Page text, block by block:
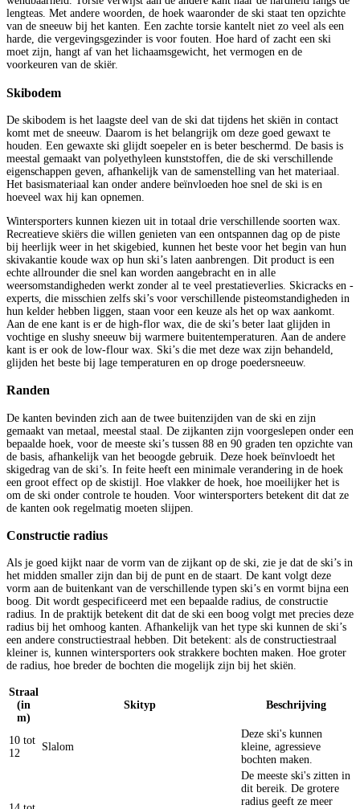
lengteas. Met andere woorden, de hoek waaronder de ski staat ten opzichte
van de sneeuw bij het kanten. Een zachte torsie kantelt niet zo veel als een
harde, die vergevingsgezinder is voor fouten. Hoe hard of zacht een ski
moet zijn, hangt af van het lichaamsgewicht, het vermogen en de
voorkeuren van de skiër.
Skibodem
De skibodem is het laagste deel van de ski dat tijdens het skiën in contact
komt met de sneeuw. Daarom is het belangrijk om deze goed gewaxt te
houden. Een gewaxte ski glijdt soepeler en is beter beschermd. De basis is
meestal gemaakt van polyethyleen kunststoffen, die de ski verschillende
eigenschappen geven, afhankelijk van de samenstelling van het materiaal.
Het basismateriaal kan onder andere beïnvloeden hoe snel de ski is en
hoeveel wax hij kan opnemen.
Wintersporters kunnen kiezen uit in totaal drie verschillende soorten wax.
Recreatieve skiërs die willen genieten van een ontspannen dag op de piste
bij heerlijk weer in het skigebied, kunnen het beste voor het begin van hun
skivakantie koude wax op hun ski’s laten aanbrengen. Dit product is een
echte allrounder die snel kan worden aangebracht en in alle
weersomstandigheden werkt zonder al te veel prestatieverlies. Skicracks en -
experts, die misschien zelfs ski’s voor verschillende pisteomstandigheden in
hun kelder hebben liggen, staan voor een keuze als het op wax aankomt.
Aan de ene kant is er de high-flor wax, die de ski’s beter laat glijden in
vochtige en slushy sneeuw bij warmere buitentemperaturen. Aan de andere
kant is er ook de low-flour wax. Ski’s die met deze wax zijn behandeld,
glijden het beste bij lage temperaturen en op droge poedersneeuw.
Randen
De kanten bevinden zich aan de twee buitenzijden van de ski en zijn
gemaakt van metaal, meestal staal. De zijkanten zijn voorgeslepen onder een
bepaalde hoek, voor de meeste ski’s tussen 88 en 90 graden ten opzichte van
de basis, afhankelijk van het beoogde gebruik. Deze hoek beïnvloedt het
skigedrag van de ski’s. In feite heeft een minimale verandering in de hoek
een groot effect op de skistijl. Hoe vlakker de hoek, hoe moeilijker het is
om de ski onder controle te houden. Voor wintersporters betekent dit dat ze
de kanten ook regelmatig moeten slijpen.
Constructie radius
Als je goed kijkt naar de vorm van de zijkant op de ski, zie je dat de ski’s in
het midden smaller zijn dan bij de punt en de staart. De kant volgt deze
vorm aan de buitenkant van de verschillende typen ski’s en vormt bijna een
boog. Dit wordt gespecificeerd met een bepaalde radius, de constructie
radius. In de praktijk betekent dit dat de ski een boog volgt met precies deze
radius bij het omhoog kanten. Afhankelijk van het type ski kunnen de ski’s
een andere constructiestraal hebben. Dit betekent: als de constructiestraal
kleiner is, kunnen wintersporters ook strakkere bochten maken. Hoe groter
de radius, hoe breder de bochten die mogelijk zijn bij het skiën.
Straal
(in
m)
Skityp Beschrijving
10 tot
12
Slalom
Deze ski's kunnen
kleine, agressieve
bochten maken.
De meeste ski's zitten in
dit bereik. De grotere
radius geeft ze meer